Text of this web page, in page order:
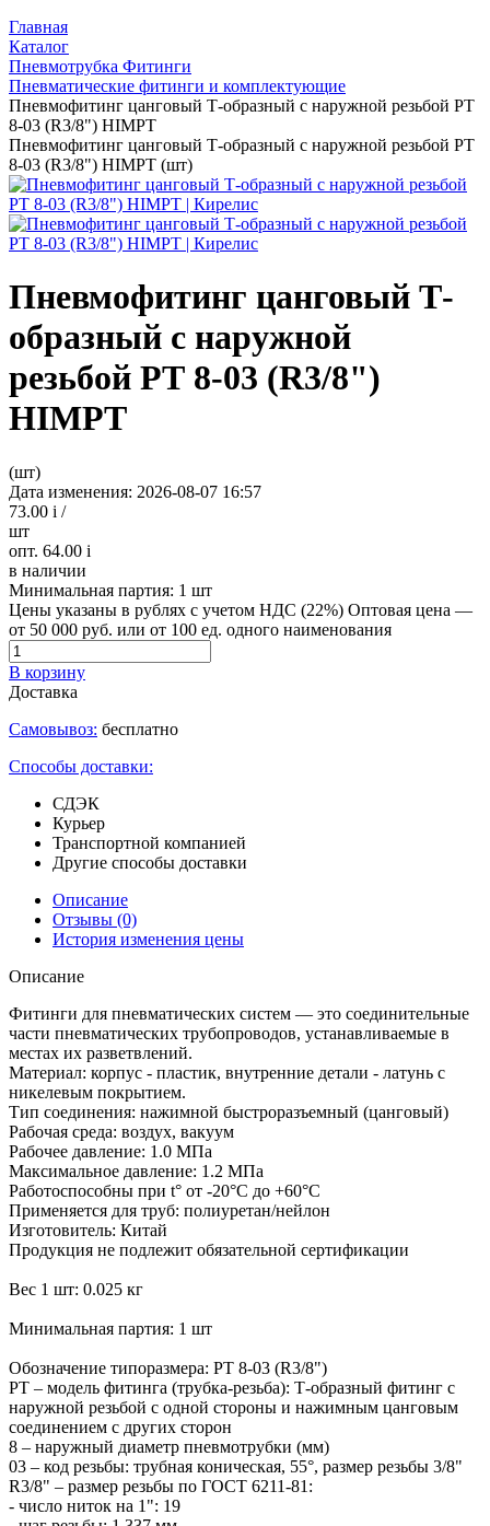
Главная
Каталог
Пневмотрубка Фитинги
Пневматические фитинги и комплектующие
Пневмофитинг цанговый Т-образный с наружной резьбой PТ
8-03 (R3/8") HIMPT
Пневмофитинг цанговый Т-образный с наружной резьбой PТ
8-03 (R3/8") HIMPT (шт)
Пневмофитинг цанговый Т-
образный с наружной
резьбой PТ 8-03 (R3/8")
HIMPT
(шт)
Дата изменения: 2026-08-07 16:57
73.00 i /
шт
опт. 64.00 i
в наличии
Минимальная партия: 1 шт
Цены указаны в рублях с учетом НДС (22%) Оптовая цена —
от 50 000 руб. или от 100 ед. одного наименования
В корзину
Доставка
Самовывоз: бесплатно
Способы доставки:
СДЭК
Курьер
Транспортной компанией
Другие способы доставки
Описание
Отзывы (0)
История изменения цены
Описание
Фитинги для пневматических систем — это соединительные
части пневматических трубопроводов, устанавливаемые в
местах их разветвлений.
Материал: корпус - пластик, внутренние детали - латунь с
никелевым покрытием.
Тип соединения: нажимной быстроразъемный (цанговый)
Рабочая среда: воздух, вакуум
Рабочее давление: 1.0 МПа
Максимальное давление: 1.2 МПа
Работоспособны при t° от -20°С до +60°С
Применяется для труб: полиуретан/нейлон
Изготовитель: Китай
Продукция не подлежит обязательной сертификации
Вес 1 шт: 0.025 кг
Минимальная партия: 1 шт
Обозначение типоразмера: PТ 8-03 (R3/8")
PТ – модель фитинга (трубка-резьба): Т-образный фитинг с
наружной резьбой с одной стороны и нажимным цанговым
соединением с других сторон
8 – наружный диаметр пневмотрубки (мм)
03 – код резьбы: трубная коническая, 55°, размер резьбы 3/8"
R3/8" – размер резьбы по ГОСТ 6211-81:
- число ниток на 1": 19